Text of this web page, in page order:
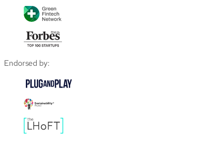
Endorsed by: